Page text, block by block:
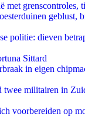
met grenscontroles,
geblust,
politie: dieven
Sittard
in eigen
twee militairen in
voorbereiden op